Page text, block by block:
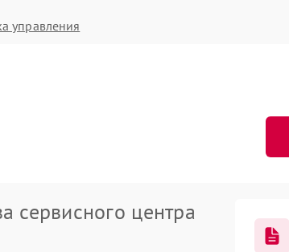
управления
сервисного центра